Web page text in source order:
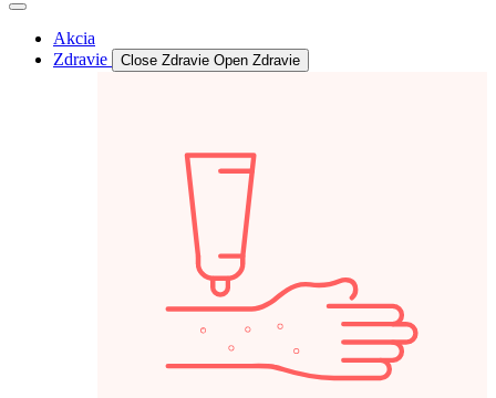
Akcia
Zdravie
Close Zdravie Open Zdravie